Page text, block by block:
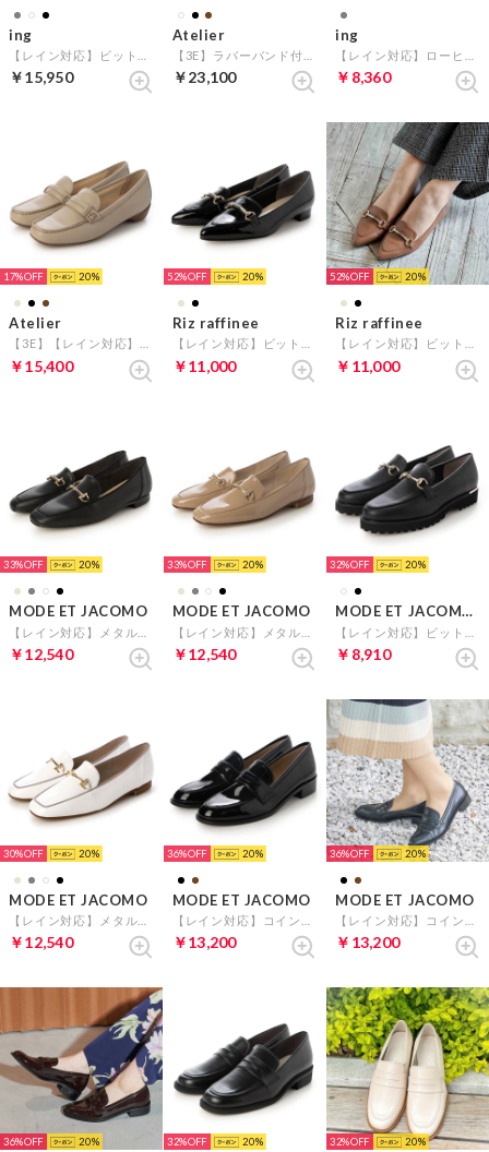
ing
￥15,950
Atelier
￥23,100
ing
￥8,360
17% 20
Atelier
￥15,400
52% 20
Riz raffinee
￥11,000
52% 20
Riz raffinee
￥11,000
33% 20
MODE ET JACOMO
￥12,540
33% 20
MODE ET JACOMO
￥12,540
32% 20
MODE ET JACOMO carino
￥8,910
30% 20
MODE ET JACOMO
￥12,540
36% 20
MODE ET JACOMO
￥13,200
36% 20
MODE ET JACOMO
￥13,200
36% 20 32% 20 32% 20